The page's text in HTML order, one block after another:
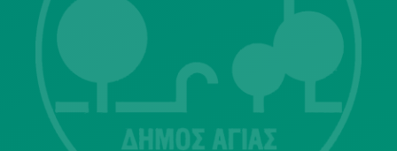
Λ. Μεσογείων 415-417 Τ.Κ.15343
Αγία Παρασκευή
213 2004500